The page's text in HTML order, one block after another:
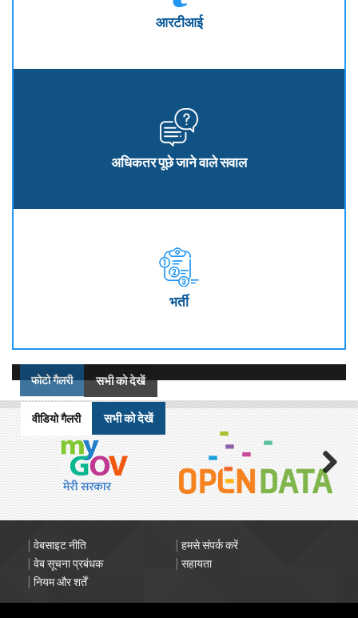
आरटीआई
अधिकतर पूछे जाने वाले सवाल
भर्ती
फोटो गैलरी सभी को देखें
वीडियो गैलरी सभी को देखें
Next
menu
वेबसाइट नीति
हमसे संपर्क करें
वेब सूचना प्रबंधक
सहायता
नियम और शर्तें